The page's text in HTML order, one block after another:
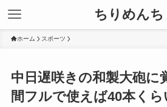
ちりめんち
ホーム スポーツ
中日遅咲きの和製大砲
間フルで使えば40本く